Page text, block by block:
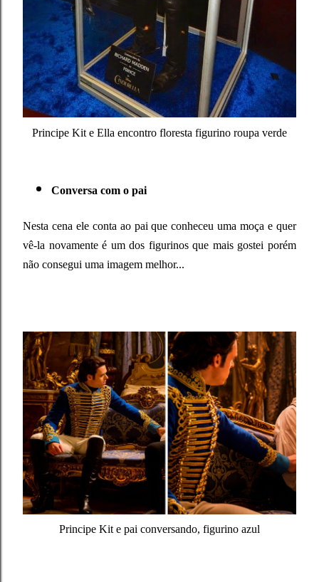
Principe Kit e Ella encontro floresta figurino roupa verde
Conversa com o pai
Nesta cena ele conta ao pai que conheceu uma moça e quer
vê-la novamente é um dos figurinos que mais gostei porém
não consegui uma imagem melhor...
Principe Kit e pai conversando, figurino azul